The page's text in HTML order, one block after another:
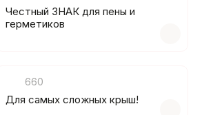
Честный ЗНАК для пены и
герметиков
660
Для самых сложных крыш!